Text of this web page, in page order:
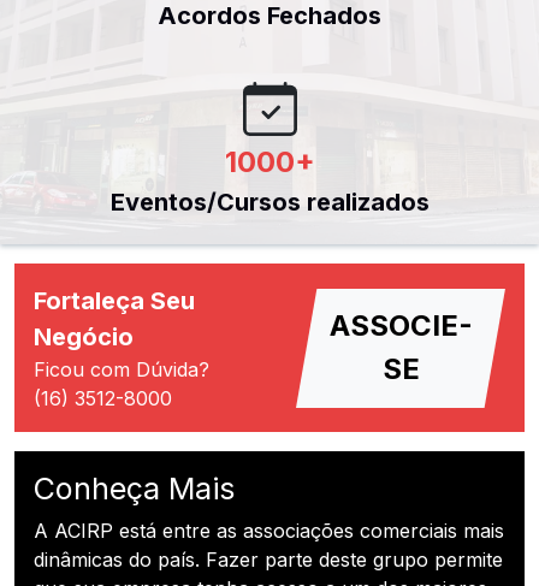
Acordos Fechados
1000+
Eventos/Cursos realizados
Fortaleça Seu
Negócio
Ficou com Dúvida?
(16) 3512-8000
ASSOCIE-
SE
Conheça Mais
A ACIRP está entre as associações comerciais mais
dinâmicas do país. Fazer parte deste grupo permite